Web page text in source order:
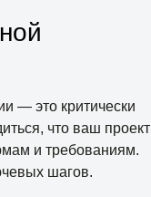
— это критически
что ваш проект
и требованиям.
шагов.